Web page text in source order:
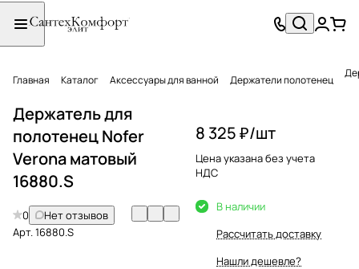
Главная Каталог Аксессуары для ванной Держатели полотенец
Держатель для
полотенец Nofer
Verona матовый
16880.S
0
Нет отзывов
Арт.16880.S
8 325 ₽/шт
Цена указана без учета
НДС
В наличии
Рассчитать доставку
Нашли дешевле?